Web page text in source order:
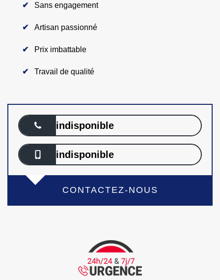
Sans engagement
Artisan passionné
Prix imbattable
Travail de qualité
indisponible
indisponible
CONTACTEZ-NOUS